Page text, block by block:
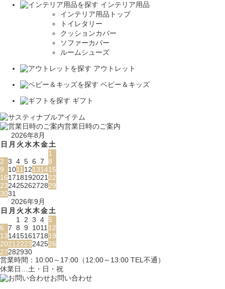
インテリア用品
インテリア用品トップ
トイレタリー
クッションカバー
ソファーカバー
ルームシューズ
アウトレット
ベビー＆キッズ
ギフト
営業日時のご案内
2026年8月
日 月 火水木金土
1
2 3 4 5 6 7 8
9
1011 12131415
161718192021 22
23242526272829
3031
2026年9月
日 月 火水木金土
1
2 3 4 5
6 7 8 9 1011 12
13141516171819
2021 2223242526
27282930
営業時間：10:00～17:00（12:00～13:00 TEL不通）
休業日…土・日・祝
お問い合わせ